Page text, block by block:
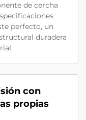
de cercha
perfecto, un
duradera
con
propias